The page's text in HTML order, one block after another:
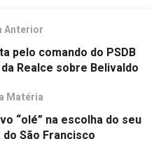
Anterior
pelo comando do PSDB
Realce sobre Belivaldo
Matéria
“olé” na escolha do seu
São Francisco